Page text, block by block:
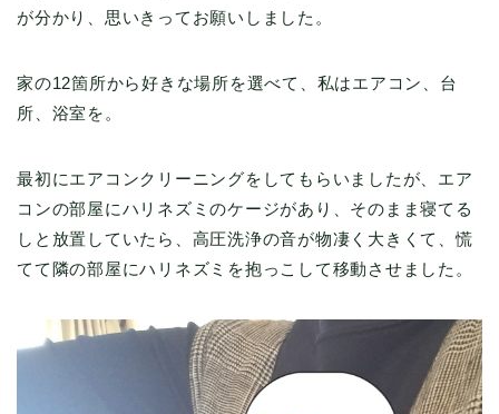
が分かり、思いきってお願いしました。
家の12箇所から好きな場所を選べて、私はエアコン、台
所、浴室を。
最初にエアコンクリーニングをしてもらいましたが、エア
コンの部屋にハリネズミのケージがあり、そのまま寝てる
しと放置していたら、高圧洗浄の音が物凄く大きくて、慌
てて隣の部屋にハリネズミを抱っこして移動させました。